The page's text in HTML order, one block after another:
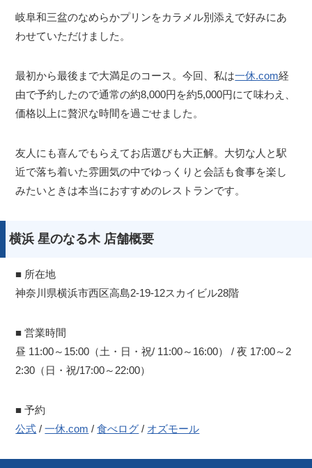
岐阜和三盆のなめらかプリンをカラメル別添えで好みにあ
わせていただけました。
最初から最後まで大満足のコース。今回、私は一休.com経
由で予約したので通常の約8,000円を約5,000円にて味わえ、
価格以上に贅沢な時間を過ごせました。
友人にも喜んでもらえてお店選びも大正解。大切な人と駅
近で落ち着いた雰囲気の中でゆっくりと会話も食事を楽し
みたいときは本当におすすめのレストランです。
横浜 星のなる木 店舗概要
■ 所在地
神奈川県横浜市西区高島2-19-12スカイビル28階
■ 営業時間
昼 11:00～15:00（土・日・祝/ 11:00～16:00） / 夜 17:00～2
2:30（日・祝/17:00～22:00）
■ 予約
公式 /一休.com /食べログ / オズモール